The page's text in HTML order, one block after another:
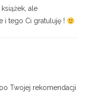
ale
i tego Ci gratuluję !
po Twojej rekomendacji